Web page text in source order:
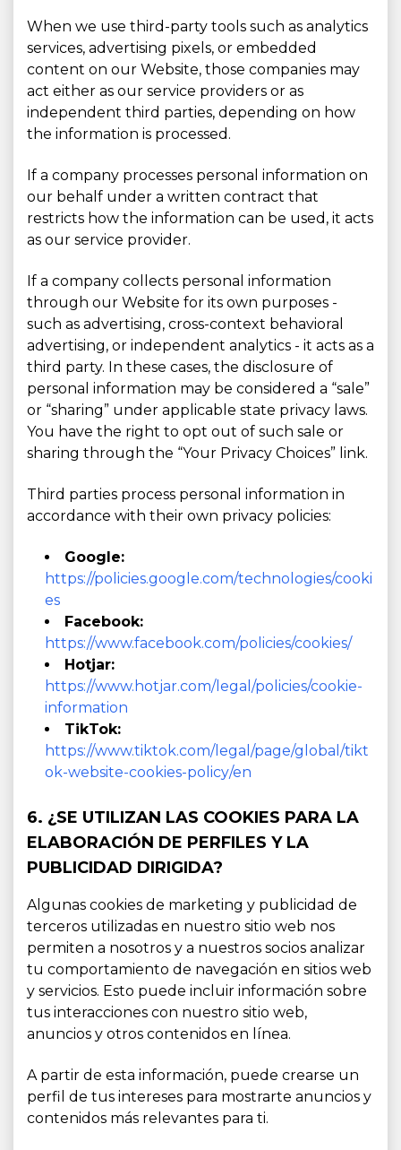
When we use third-party tools such as analytics
services, advertising pixels, or embedded
content on our Website, those companies may
act either as our service providers or as
independent third parties, depending on how
the information is processed.
If a company processes personal information on
our behalf under a written contract that
restricts how the information can be used, it acts
as our service provider.
If a company collects personal information
through our Website for its own purposes -
such as advertising, cross-context behavioral
advertising, or independent analytics - it acts as a
third party. In these cases, the disclosure of
personal information may be considered a “sale”
or “sharing” under applicable state privacy laws.
You have the right to opt out of such sale or
sharing through the “Your Privacy Choices” link.
Third parties process personal information in
accordance with their own privacy policies:
Google:
https://policies.google.com/technologies/cooki
es
Facebook:
https://www.facebook.com/policies/cookies/
Hotjar:
https://www.hotjar.com/legal/policies/cookie-
information
TikTok:
https://www.tiktok.com/legal/page/global/tikt
ok-website-cookies-policy/en
6. ¿SE UTILIZAN LAS COOKIES PARA LA
ELABORACIÓN DE PERFILES Y LA
PUBLICIDAD DIRIGIDA?
Algunas cookies de marketing y publicidad de
terceros utilizadas en nuestro sitio web nos
permiten a nosotros y a nuestros socios analizar
tu comportamiento de navegación en sitios web
y servicios. Esto puede incluir información sobre
tus interacciones con nuestro sitio web,
anuncios y otros contenidos en línea.
A partir de esta información, puede crearse un
perfil de tus intereses para mostrarte anuncios y
contenidos más relevantes para ti.